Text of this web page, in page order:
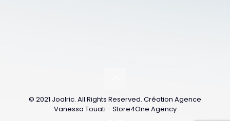
© 2021 Joalric. All Rights Reserved. Création Agence
Vanessa Touati - Store4One Agency